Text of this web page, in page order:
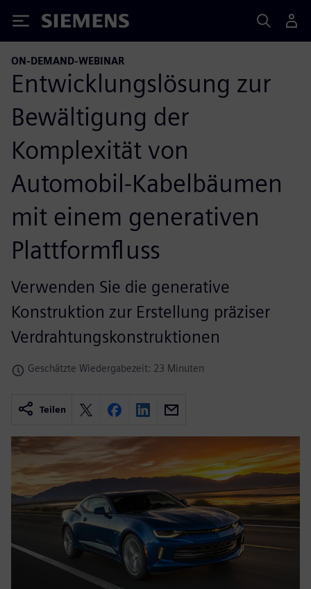
Siemens
ON-DEMAND-WEBINAR
Entwicklungslösung zur
Bewältigung der
Komplexität von
Automobil-Kabelbäumen
mit einem generativen
Plattformfluss
Verwenden Sie die generative
Konstruktion zur Erstellung präziser
Verdrahtungskonstruktionen
Geschätzte Wiedergabezeit: 23 Minuten
Teilen